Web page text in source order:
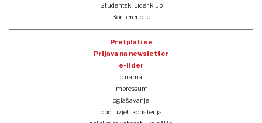
Studentski Lider klub
Konferencije
Pretplati se
Prijava na newsletter
e-lider
o nama
impressum
oglašavanje
opći uvjeti korištenja